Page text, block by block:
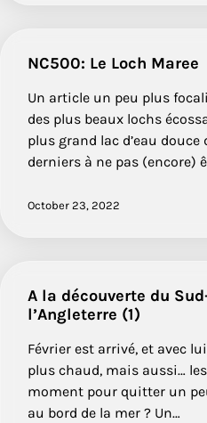
NC500: Le Loch Maree
Un article un peu plus
des plus beaux lochs
plus grand lac d’eau
derniers à ne pas (encore)
October 23, 2022
A la découverte du
l’Angleterre (1)
Février est arrivé, et avec
plus chaud, mais aussi…
moment pour quitter un
au bord de la mer ? Un…